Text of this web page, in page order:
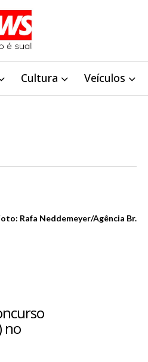
Cultura Veículos
Rafa Neddemeyer/Agência Br.
no